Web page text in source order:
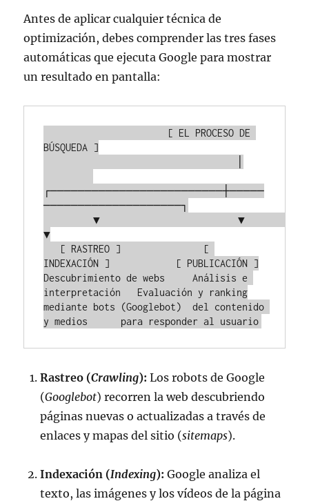
Antes de aplicar cualquier técnica de
optimización, debes comprender las tres fases
automáticas que ejecuta Google para mostrar
un resultado en pantalla:
BÚSQUEDA ]
┌─────────────────────────┼─────
────────────────────┐
         ▼                         ▼
▼
INDEXACIÓN ]            [ PUBLICACIÓN ]
Descubrimiento de webs     Análisis e
interpretación   Evaluación y ranking
mediante bots (Googlebot)  del contenido
Rastreo (Crawling): Los robots de Google
(Googlebot) recorren la web descubriendo
páginas nuevas o actualizadas a través de
enlaces y mapas del sitio (sitemaps).
Indexación (Indexing): Google analiza el
texto, las imágenes y los vídeos de la página